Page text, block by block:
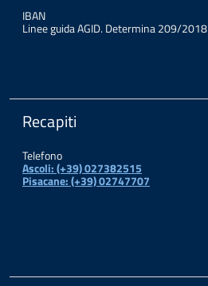
IBAN
Linee guida AGID. Determina 209/2018
Recapiti
Telefono
Ascoli: (+39) 027382515
Pisacane: (+39) 02747707